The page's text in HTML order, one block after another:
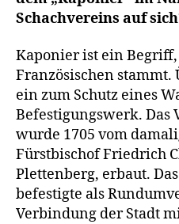
Schachvereins auf
Kaponier ist ein Begriff,
Französischen stammt.
ein zum Schutz eines
Befestigungswerk. Das
wurde 1705 vom
Fürstbischof Friedrich
Plettenberg, erbaut.
befestigte als
Verbindung der Stadt